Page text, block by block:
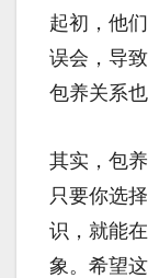
起初，他
误会，导
包养关系
其实，包
只要你选
识，就能
象。希望